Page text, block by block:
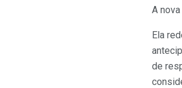
A
Ela
de